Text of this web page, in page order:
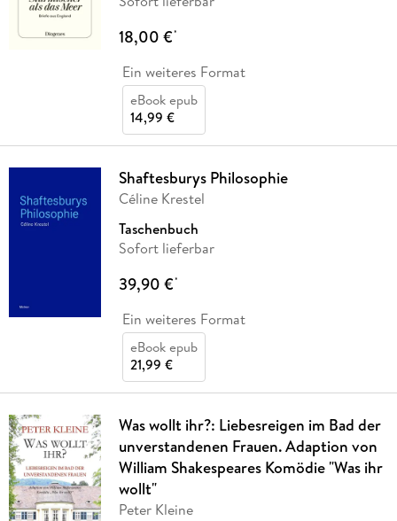
18,00 €*
Ein weiteres Format
eBook epub
14,99 €
Shaftesburys Philosophie
Céline Krestel
Taschenbuch
Sofort lieferbar
39,90 €*
Ein weiteres Format
eBook epub
21,99 €
Was wollt ihr?: Liebesreigen im Bad der
unverstandenen Frauen. Adaption von
William Shakespeares Komödie "Was ihr
wollt"
Peter Kleine